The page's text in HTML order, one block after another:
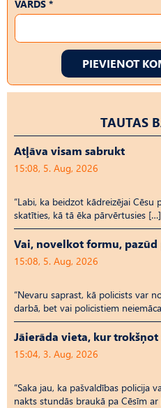
VĀRDS *
PIEVIENOT
TAUTAS
Atļāva visam sabrukt
15:08, 5. Aug, 2026
“Labi, ka beidzot kādreizējai
skatīties, kā tā ēka pārvērtusies […]
Vai, novelkot formu, pazūd
15:08, 5. Aug, 2026
“Nevaru saprast, kā policists var
darbā, bet vai policistiem
Jāierāda vieta, kur trokšņot
15:04, 3. Aug, 2026
“Saka jau, ka pašvaldības policija
nakts stundās braukā pa Cēsīm